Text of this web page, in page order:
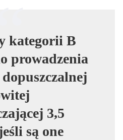
kategorii B
prowadzenia
3,5
są one